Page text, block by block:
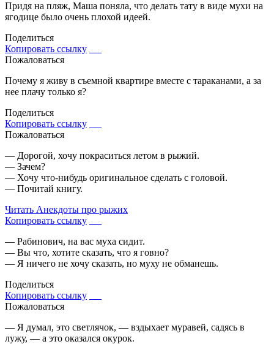
Придя на пляж, Маша поняла, что делать тату в виде мухи на
ягодице было очень плохой идеей.
Поделиться
Копировать ссылку
Пожаловаться
Почему я живу в съемной квартире вместе с тараканами, а за
нее плачу только я?
Поделиться
Копировать ссылку
Пожаловаться
— Дорогой, хочу покраситься летом в рыжий.
— Зачем?
— Хочу что-нибудь оригинальное сделать с головой.
— Почитай книгу.
Читать Анекдоты про рыжих
Копировать ссылку
— Рабинович, на вас муха сидит.
— Вы что, хотите сказать, что я говно?
— Я ничего не хочу сказать, но муху не обманешь.
Поделиться
Копировать ссылку
Пожаловаться
— Я думал, это светлячок, — вздыхает муравей, садясь в
лужу, — а это оказался окурок.